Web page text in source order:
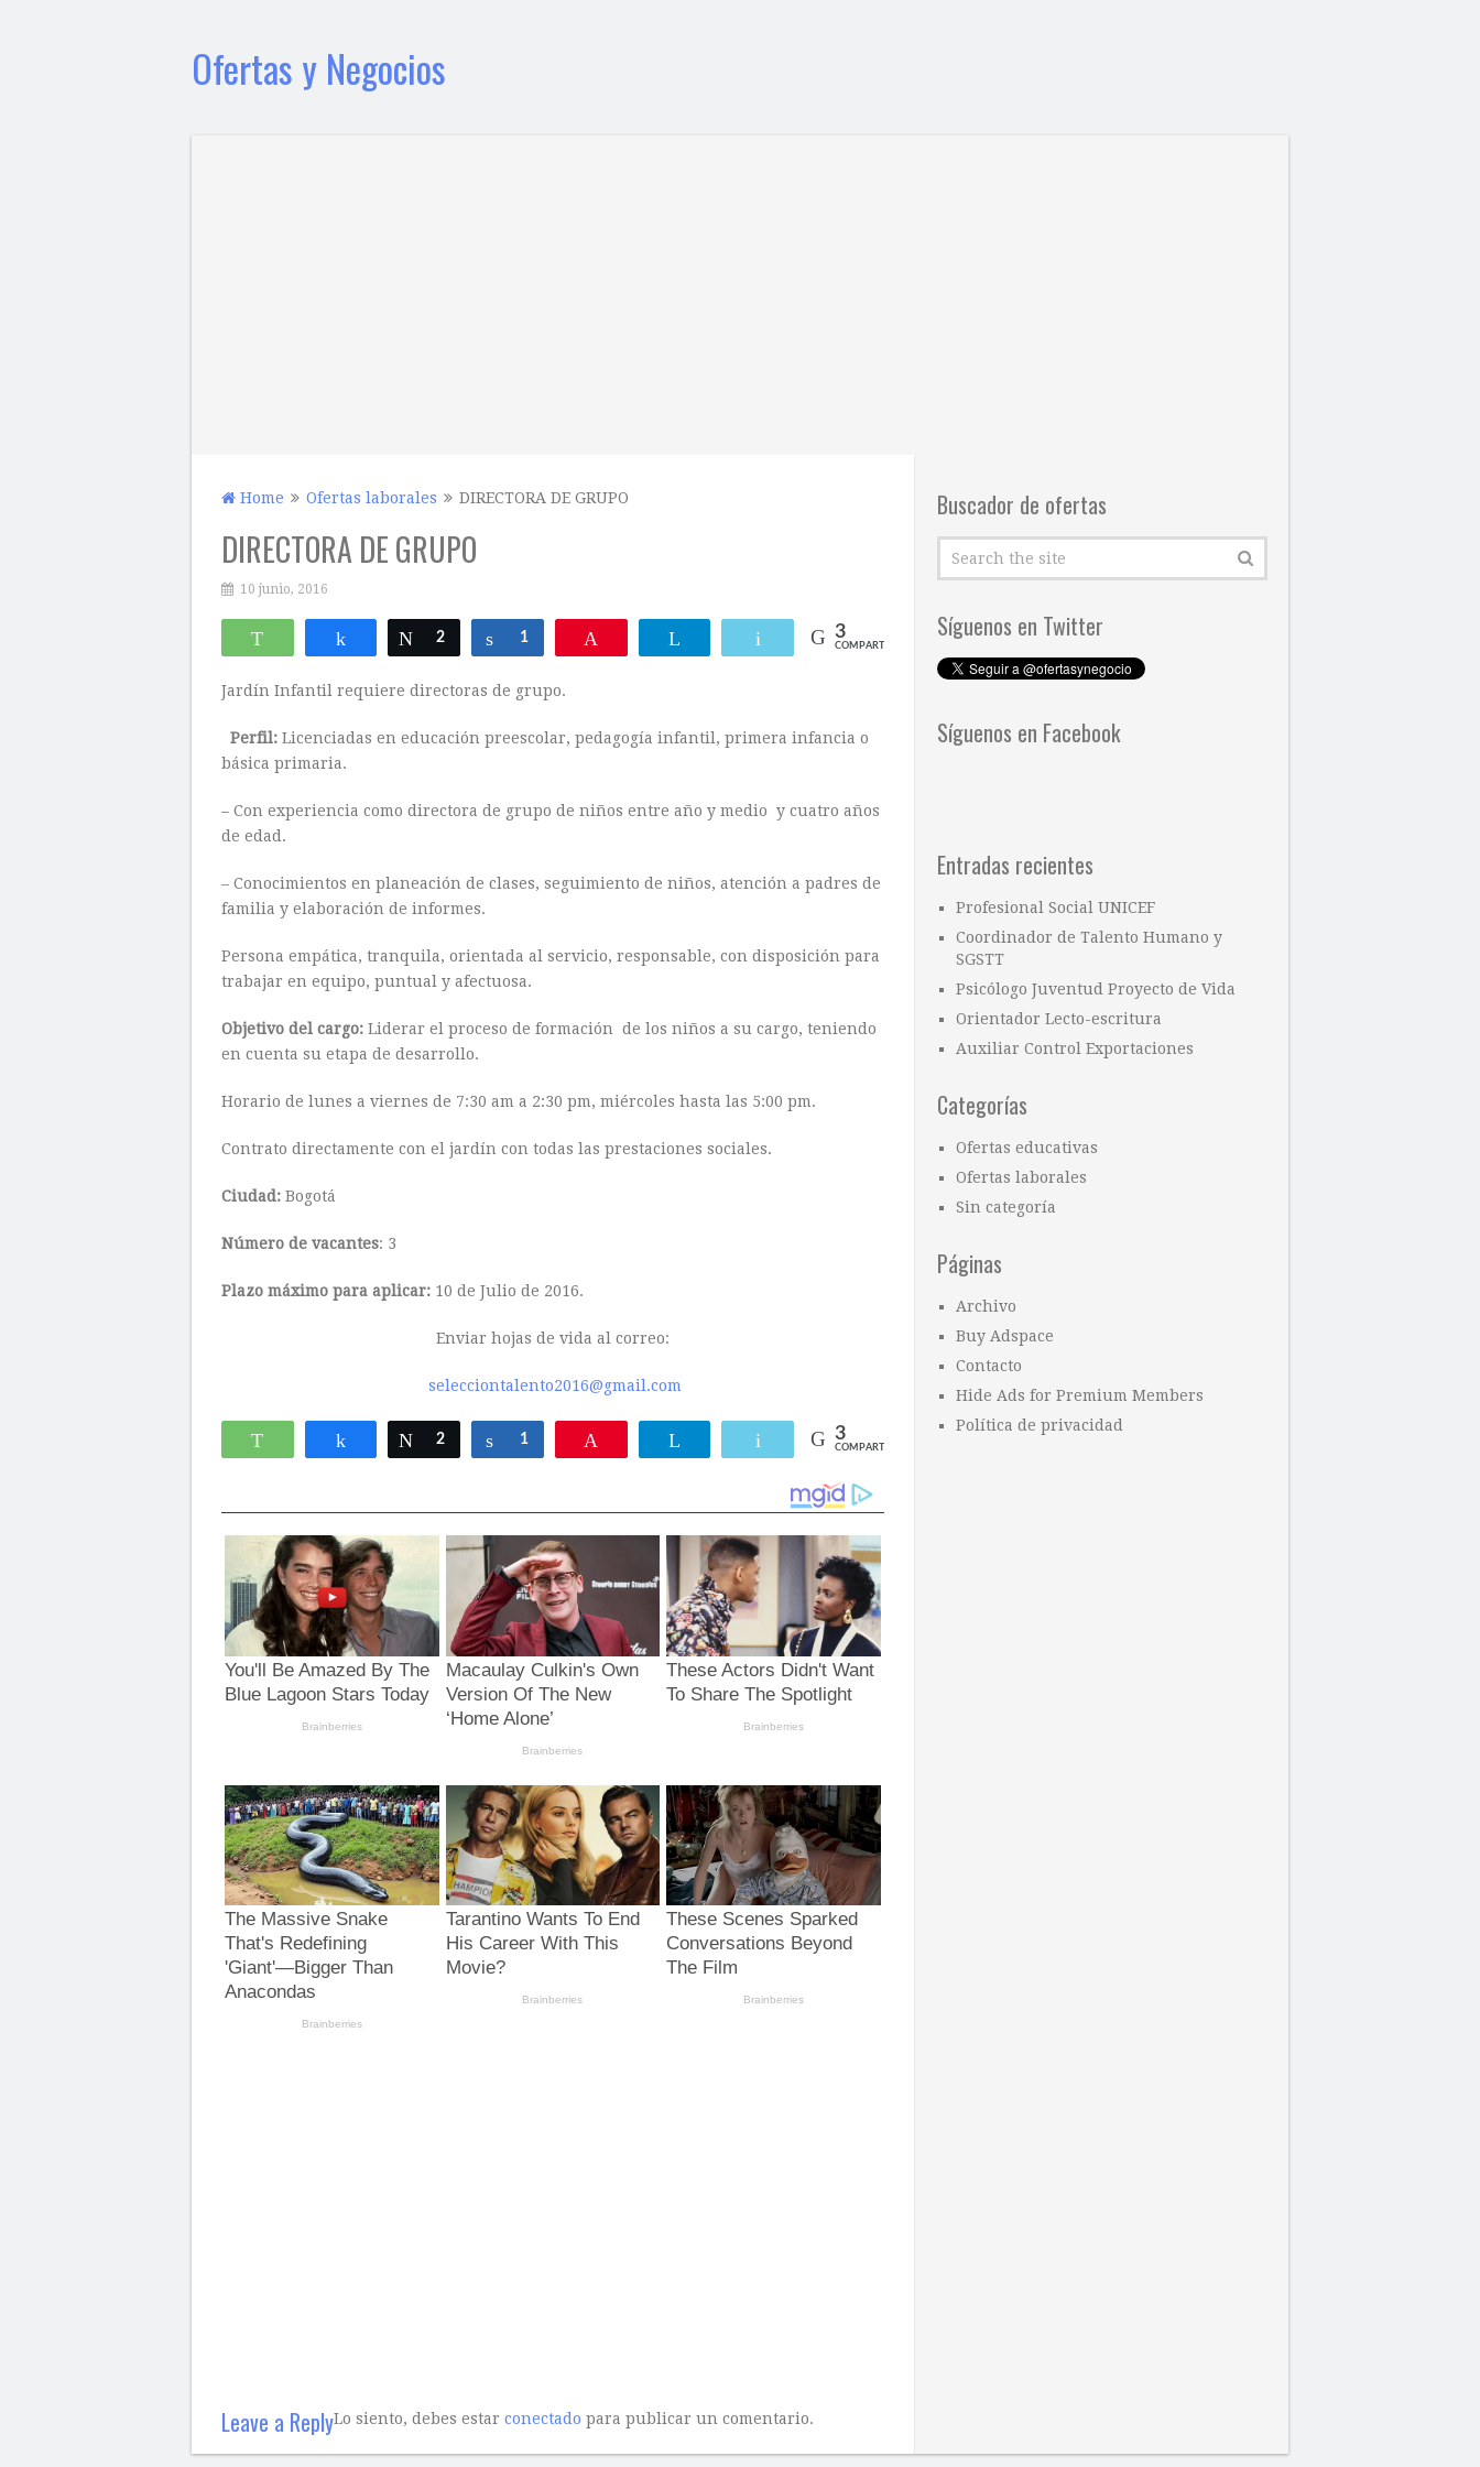
Ofertas y Negocios
Home Ofertas laborales DIRECTORA DE GRUPO
DIRECTORA DE GRUPO
10 junio, 2016
WhatsApp Compartir Twittear
2 Compartir
1 Telegram Email 3
COMPARTIR
Jardín Infantil requiere directoras de grupo.
Perfil: Licenciadas en educación preescolar, pedagogía infantil, primera infancia o
básica primaria.
– Con experiencia como directora de grupo de niños entre año y medio y cuatro años
de edad.
– Conocimientos en planeación de clases, seguimiento de niños, atención a padres de
familia y elaboración de informes.
Persona empática, tranquila, orientada al servicio, responsable, con disposición para
trabajar en equipo, puntual y afectuosa.
Objetivo del cargo: Liderar el proceso de formación de los niños a su cargo, teniendo
en cuenta su etapa de desarrollo.
Horario de lunes a viernes de 7:30 am a 2:30 pm, miércoles hasta las 5:00 pm.
Contrato directamente con el jardín con todas las prestaciones sociales.
Ciudad: Bogotá
Número de vacantes: 3
Plazo máximo para aplicar: 10 de Julio de 2016.
Enviar hojas de vida al correo:
selecciontalento2016@gmail.com
WhatsApp Compartir Twittear
2 Compartir
1 Telegram Email 3
COMPARTIR
Leave a ReplyLo siento, debes estar conectado para publicar un comentario.
Buscador de ofertas
Síguenos en Twitter
Síguenos en Facebook
Entradas recientes
Profesional Social UNICEF
Coordinador de Talento Humano y
SGSTT
Psicólogo Juventud Proyecto de Vida
Orientador Lecto-escritura
Auxiliar Control Exportaciones
Categorías
Ofertas educativas
Ofertas laborales
Sin categoría
Páginas
Archivo
Buy Adspace
Contacto
Hide Ads for Premium Members
Política de privacidad